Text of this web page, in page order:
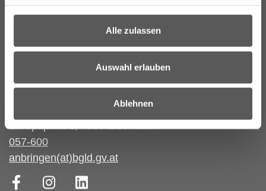
Alle zulassen
Auswahl erlauben
Ablehnen
Amt der Burgenländischen Landesregierung
Europaplatz 1, 7000 Eisenstadt
057-600
anbringen(at)bgld.gv.at
FacebookInstagram